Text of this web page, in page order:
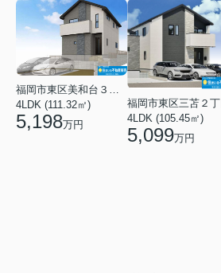
福岡市東区美和台３丁目
4LDK (111.32㎡)
5,198万円
福岡市東区三苫２丁
4LDK (105.45㎡)
5,099万円